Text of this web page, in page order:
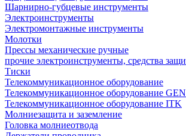
Шарнирно-губцевые инструменты
Электроинструменты
Электромонтажные инструменты
Молотки
Прессы механические ручные
прочие электроинструменты, средства
Тиски
Телекоммуникационное оборудование
Телекоммуникационное оборудование
Телекоммуникационное оборудование ITK
Молниезащита и заземление
Головка молниеотвода